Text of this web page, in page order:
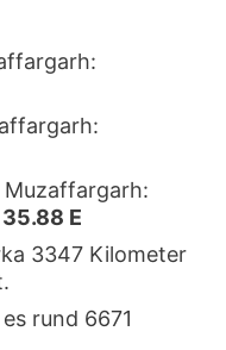
Muzaffargarh:
35.88 E
3347 Kilometer
rund 6671